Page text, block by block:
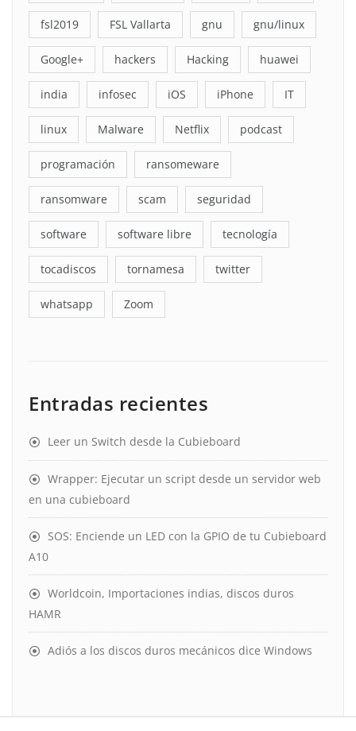
fsl2019 FSL Vallarta gnu gnu/linux
Google+ hackers Hacking huawei
india infosec iOS iPhone IT
linux Malware Netflix podcast
programación ransomeware
ransomware scam seguridad
software software libre tecnología
tocadiscos tornamesa twitter
whatsapp Zoom
Entradas recientes
Leer un Switch desde la Cubieboard
Wrapper: Ejecutar un script desde un servidor web
en una cubieboard
SOS: Enciende un LED con la GPIO de tu Cubieboard
A10
Worldcoin, Importaciones indias, discos duros
HAMR
Adiós a los discos duros mecánicos dice Windows